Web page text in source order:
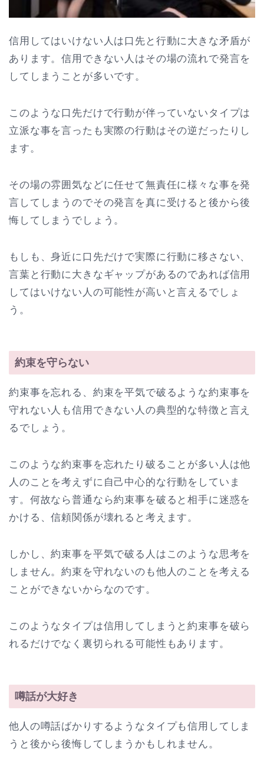
信用してはいけない人は口先と行動に大きな矛盾が
あります。信用できない人はその場の流れで発言を
してしまうことが多いです。
このような口先だけで行動が伴っていないタイプは
立派な事を言ったも実際の行動はその逆だったりし
ます。
その場の雰囲気などに任せて無責任に様々な事を発
言してしまうのでその発言を真に受けると後から後
悔してしまうでしょう。
もしも、身近に口先だけで実際に行動に移さない、
言葉と行動に大きなギャップがあるのであれば信用
してはいけない人の可能性が高いと言えるでしょ
う。
約束を守らない
約束事を忘れる、約束を平気で破るような約束事を
守れない人も信用できない人の典型的な特徴と言え
るでしょう。
このような約束事を忘れたり破ることが多い人は他
人のことを考えずに自己中心的な行動をしていま
す。何故なら普通なら約束事を破ると相手に迷惑を
かける、信頼関係が壊れると考えます。
しかし、約束事を平気で破る人はこのような思考を
しません。約束を守れないのも他人のことを考える
ことができないからなのです。
このようなタイプは信用してしまうと約束事を破ら
れるだけでなく裏切られる可能性もあります。
噂話が大好き
他人の噂話ばかりするようなタイプも信用してしま
うと後から後悔してしまうかもしれません。